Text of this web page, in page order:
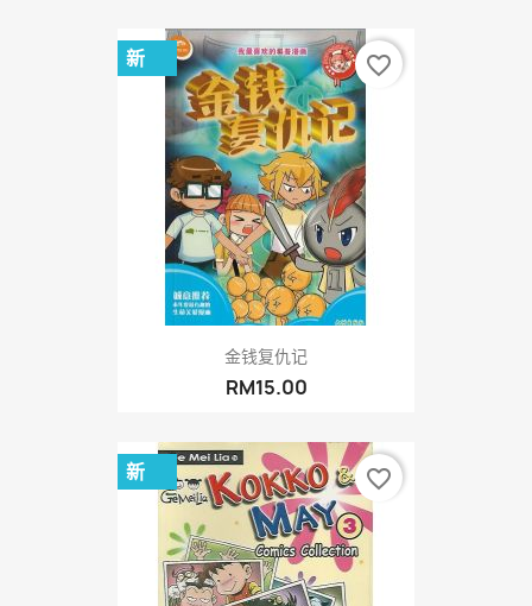
金钱复仇记
RM15.00
新 favorite_border
新 favorite_border